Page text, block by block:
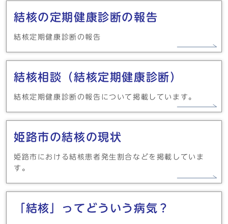
結核の定期健康診断の報告
結核定期健康診断の報告
結核相談（結核定期健康診断）
結核定期健康診断の報告について掲載しています。
姫路市の結核の現状
姫路市における結核患者発生割合などを掲載していま
す。
「結核」ってどういう病気？